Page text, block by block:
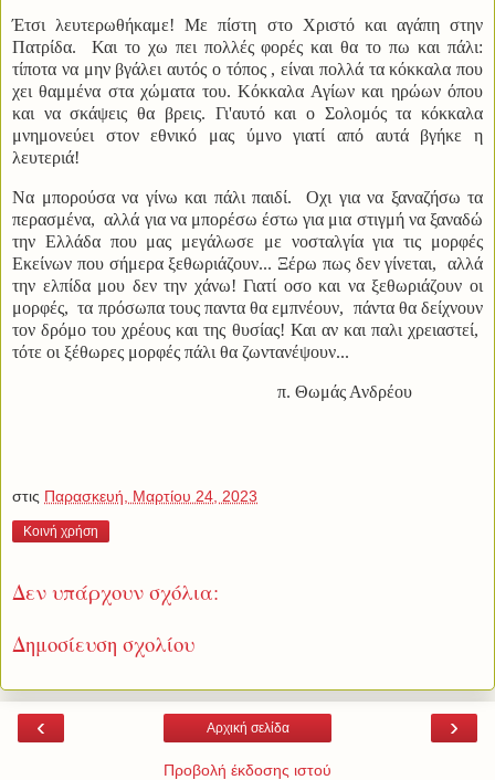
Έτσι λευτερωθήκαμε! Με πίστη στο Χριστό και αγάπη στην
Πατρίδα. Και το χω πει πολλές φορές και θα το πω και πάλι:
τίποτα να μην βγάλει αυτός ο τόπος , είναι πολλά τα κόκκαλα που
χει θαμμένα στα χώματα του. Κόκκαλα Αγίων και ηρώων όπου
και να σκάψεις θα βρεις. Γι'αυτό και ο Σολομός τα κόκκαλα
μνημονεύει στον εθνικό μας ύμνο γιατί από αυτά βγήκε η
λευτεριά!
Να μπορούσα να γίνω και πάλι παιδί. Οχι για να ξαναζήσω τα
περασμένα, αλλά για να μπορέσω έστω για μια στιγμή να ξαναδώ
την Ελλάδα που μας μεγάλωσε με νοσταλγία για τις μορφές
Εκείνων που σήμερα ξεθωριάζουν... Ξέρω πως δεν γίνεται, αλλά
την ελπίδα μου δεν την χάνω! Γιατί οσο και να ξεθωριάζουν οι
μορφές, τα πρόσωπα τους παντα θα εμπνέουν, πάντα θα δείχνουν
τον δρόμο του χρέους και της θυσίας! Και αν και παλι χρειαστεί,
τότε οι ξέθωρες μορφές πάλι θα ζωντανέψουν...
π. Θωμάς Ανδρέου
στις Παρασκευή, Μαρτίου 24, 2023
Κοινή χρήση
Δεν υπάρχουν σχόλια:
Δημοσίευση σχολίου
‹ ›
Αρχική σελίδα
Προβολή έκδοσης ιστού